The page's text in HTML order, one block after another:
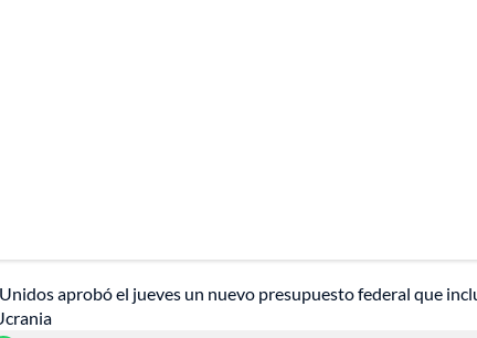
aprobó el jueves un nuevo presupuesto federal que